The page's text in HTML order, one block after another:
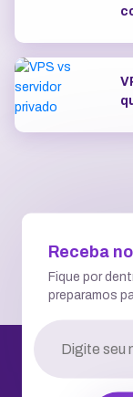
Receba
Fique por
preparamos